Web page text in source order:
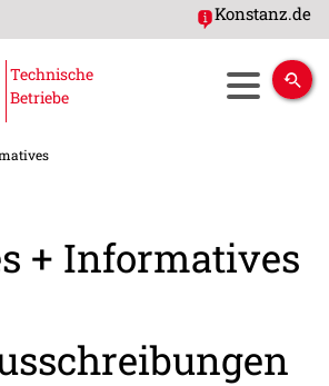
Konstanz.de
Technische
Betriebe
+ Informatives